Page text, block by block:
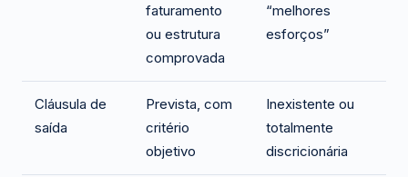
faturamento
ou estrutura
comprovada
“melhores
esforços”
Cláusula de
saída
Prevista, com
critério
objetivo
Inexistente ou
totalmente
discricionária